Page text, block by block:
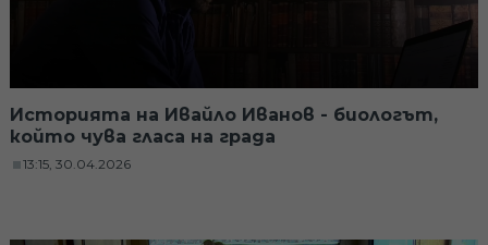
Историята на Ивайло Иванов - биологът,
който чува гласа на града
13:15, 30.04.2026